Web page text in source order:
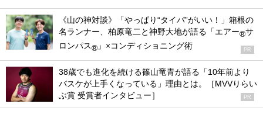
《山の神対談》「やっぱり“タイパ”がいい！」箱根の
名ランナー、柏原竜二と神野大地が語る「エアー®サ
ロンパス® 」×コンディショニング術 PR
38歳でも進化を続ける篠山竜青が語る「10年前より
バスケが上手くなっている」理由とは。［MVVりらい
ぶ賞 受賞者インタビュー］
PR